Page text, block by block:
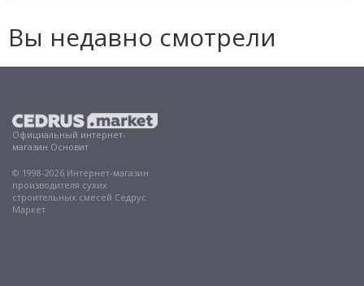
Вы недавно смотрели
Официальный интернет-
магазин Основит
© 1998-2026 Интернет-магазин
производителя сухих
строительных смесей Седрус
Маркет